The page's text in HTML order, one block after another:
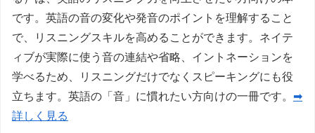
です。英語の音の変化や発音のポイントを理解すること
で、リスニングスキルを高めることができます。ネイテ
ィブが実際に使う音の連結や省略、イントネーションを
学べるため、リスニングだけでなくスピーキングにも役
立ちます。英語の「音」に慣れたい方向けの一冊です。 ➡
詳しく見る